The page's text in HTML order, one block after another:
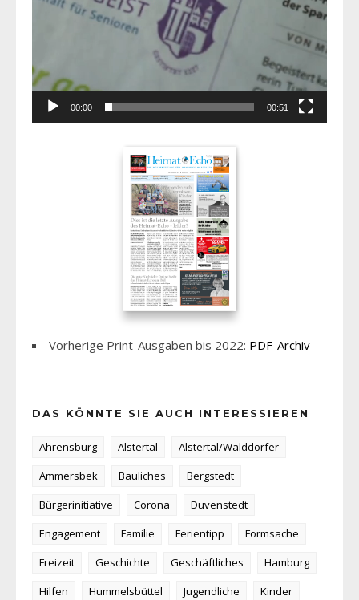
00:00 00:51
Vorherige Print-Ausgaben bis 2022: PDF-Archiv
DAS KÖNNTE SIE AUCH INTERESSIEREN
Ahrensburg Alstertal
Alstertal/Walddörfer
Ammersbek
Bauliches
Bergstedt
Bürgerinitiative
Corona
Duvenstedt
Engagement
Familie Ferientipp
Formsache
Freizeit
Geschichte Geschäftliches
Hamburg
Hilfen
Hummelsbüttel Jugendliche
Kinder